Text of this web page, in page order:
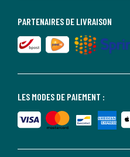
LES MODES DE PAIEMENT :
PARTENAIRES DE LIVRAISON